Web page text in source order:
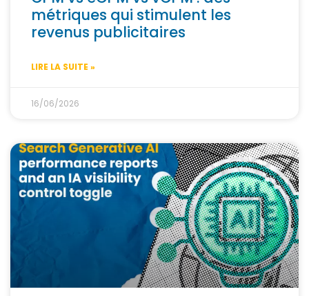
métriques qui stimulent les
revenus publicitaires
LIRE LA SUITE »
16/06/2026